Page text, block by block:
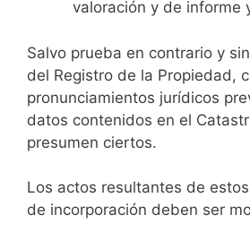
valoración y de informe
Salvo prueba en contrario y
del Registro de la Propiedad,
pronunciamientos jurídicos
datos contenidos en el
presumen ciertos.
Los actos resultantes de
de incorporación deben ser